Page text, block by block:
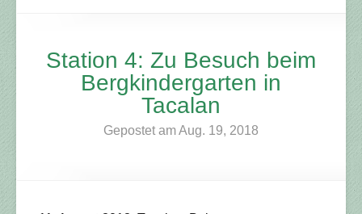
Station 4: Zu Besuch beim
Bergkindergarten in
Tacalan
Gepostet am Aug. 19, 2018